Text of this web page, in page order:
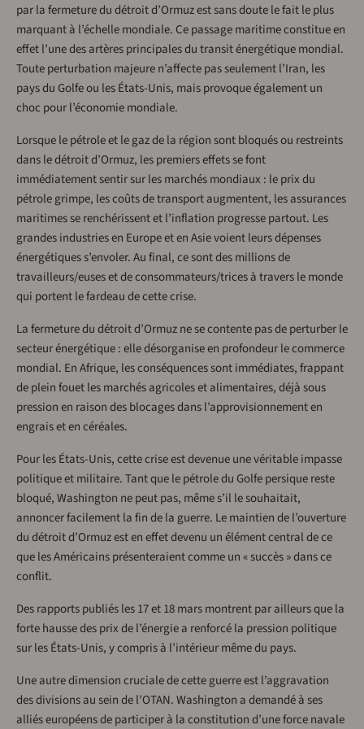
par la fermeture du détroit d’Ormuz est sans doute le fait le plus
marquant à l’échelle mondiale. Ce passage maritime constitue en
effet l’une des artères principales du transit énergétique mondial.
Toute perturbation majeure n’affecte pas seulement l’Iran, les
pays du Golfe ou les États-Unis, mais provoque également un
choc pour l’économie mondiale.
Lorsque le pétrole et le gaz de la région sont bloqués ou restreints
dans le détroit d’Ormuz, les premiers effets se font
immédiatement sentir sur les marchés mondiaux : le prix du
pétrole grimpe, les coûts de transport augmentent, les assurances
maritimes se renchérissent et l’inflation progresse partout. Les
grandes industries en Europe et en Asie voient leurs dépenses
énergétiques s’envoler. Au final, ce sont des millions de
travailleurs/euses et de consommateurs/trices à travers le monde
qui portent le fardeau de cette crise.
La fermeture du détroit d’Ormuz ne se contente pas de perturber le
secteur énergétique : elle désorganise en profondeur le commerce
mondial. En Afrique, les conséquences sont immédiates, frappant
de plein fouet les marchés agricoles et alimentaires, déjà sous
pression en raison des blocages dans l’approvisionnement en
engrais et en céréales.
Pour les États-Unis, cette crise est devenue une véritable impasse
politique et militaire. Tant que le pétrole du Golfe persique reste
bloqué, Washington ne peut pas, même s’il le souhaitait,
annoncer facilement la fin de la guerre. Le maintien de l’ouverture
du détroit d’Ormuz est en effet devenu un élément central de ce
que les Américains présenteraient comme un « succès » dans ce
conflit.
Des rapports publiés les 17 et 18 mars montrent par ailleurs que la
forte hausse des prix de l’énergie a renforcé la pression politique
sur les États-Unis, y compris à l’intérieur même du pays.
Une autre dimension cruciale de cette guerre est l’aggravation
des divisions au sein de l’OTAN. Washington a demandé à ses
alliés européens de participer à la constitution d’une force navale